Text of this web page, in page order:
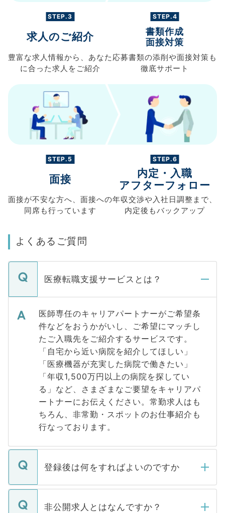
STEP.3
求人のご紹介
豊富な求人情報から、 あなた
に合った求人を ご紹介
STEP.4
書類作成
面接対策
応募書類の添削や面接対策も
徹底サポート
STEP.5
面接
面接が不安な方へ、 面接への
同席も行っています
STEP.6
内定・入職
アフターフォロー
年収交渉や入社日調整まで、
内定後もバックアップ
よくあるご質問
医療転職支援サービスとは？
医師専任のキャリアパートナーがご希望条
件などをおうかがいし、ご希望にマッチし
たご入職先をご紹介するサービスです。
「自宅から近い病院を紹介してほしい」
「医療機器が充実した病院で働きたい」
「年収1,500万円以上の病院を探してい
る」など、さまざまなご要望をキャリアパ
ートナーにお伝えください。常勤求人はも
ちろん、非常勤・スポットのお仕事紹介も
行なっております。
登録後は何をすればよいのですか
ご登録いただきましたら、弊社担当者がご
登録内容を確認し、その後メールもしくは
非公開求人とはなんですか？